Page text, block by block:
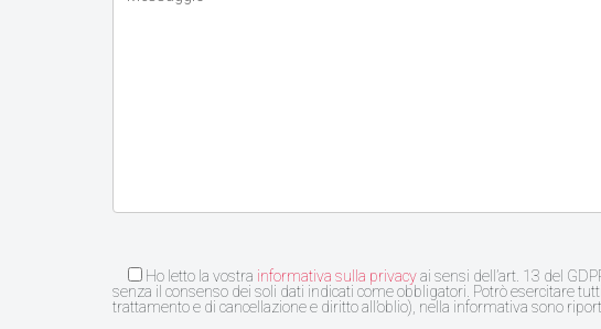
Ho letto la vostra informativa sulla privacyai sensi dell’art. 13 del
senza il consenso dei soli dati indicati come obbligatori. Potrò esercitare
trattamento e di cancellazione e diritto all’oblio), nella informativa sono